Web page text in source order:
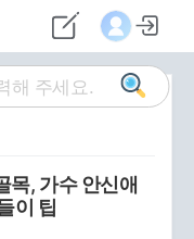
목, 가수 안신애
이 팁